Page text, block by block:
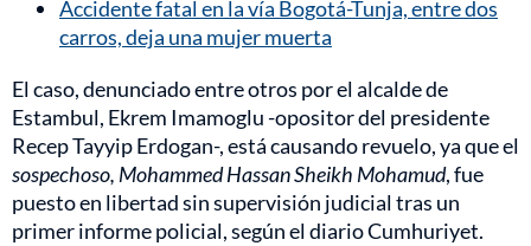
Accidente fatal en la vía Bogotá-Tunja, entre dos
carros, deja una mujer muerta
El caso, denunciado entre otros por el alcalde de
Estambul, Ekrem Imamoglu -opositor del presidente
Recep Tayyip Erdogan-, está causando revuelo, ya que el
sospechoso, Mohammed Hassan Sheikh Mohamud, fue
puesto en libertad sin supervisión judicial tras un
primer informe policial, según el diario Cumhuriyet.